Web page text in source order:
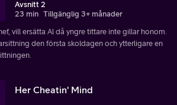
Avsnitt 2
23 min Tillgänglig 3+ månader
vill ersätta Al då yngre tittare inte gillar honom.
den första skoldagen och ytterligare en
Her Cheatin' Mind